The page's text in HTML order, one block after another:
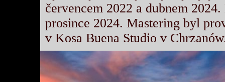
červencem 2022 a dubnem
prosince 2024. Mastering byl
v Kosa Buena Studio v